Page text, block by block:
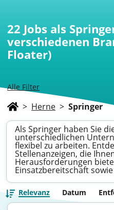
Alle Filter
22 Jobs als
verschiedenen
Floater)
> Herne > Springer
Als Springer haben Sie
unterschiedlichen
flexibel zu arbeiten.
Stellenanzeigen, die
Herausforderungen
Einsatzbereitschaft
Relevanz Datum